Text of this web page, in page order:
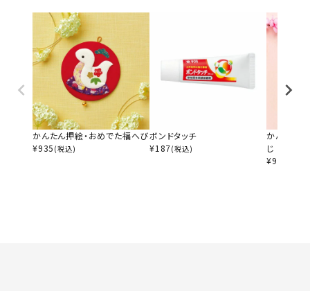
かんたん押絵・おめでた福へび
¥935 (税込)
ボンドタッチ
¥187(税込)
かんたん
じ
¥990